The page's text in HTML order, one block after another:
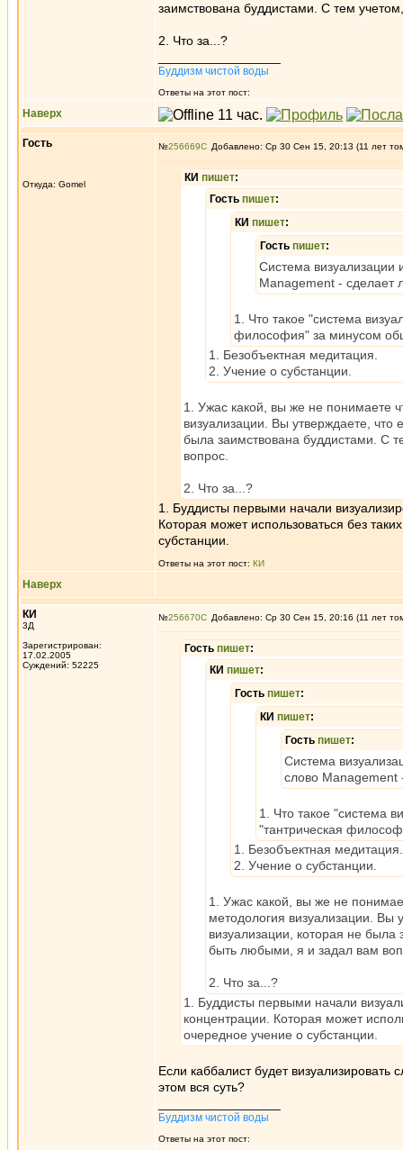
заимствована буддистами. С тем
2. Что за...?
Буддизм чистой воды
Ответы на этот пост:
Наверх
Гость
Откуда: Gomel
№256669 Добавлено: Ср 30 Сен 15, 20:13 (11 лет
КИ пишет:
Гость пишет:
КИ пишет:
Гость пишет:
Система визуализации
Management - сделает
1. Что такое "система
философия" за минусом
1. Безобъектная медитация.
2. Учение о субстанции.
1. Ужас какой, вы же не понимаете
визуализации. Вы утверждаете, что
была заимствована буддистами. С
вопрос.
2. Что за...?
1. Буддисты первыми начали
Которая может использоваться без
субстанции.
Ответы на этот пост: КИ
Наверх
КИ
3Д
Зарегистрирован:
17.02.2005
Суждений: 52225
№256670 Добавлено: Ср 30 Сен 15, 20:16 (11 лет
Гость пишет:
КИ пишет:
Гость пишет:
КИ пишет:
Гость пишет:
Система
слово Management
1. Что такое "система
"тантрическая
1. Безобъектная медитация.
2. Учение о субстанции.
1. Ужас какой, вы же не
методология визуализации. Вы
визуализации, которая не
быть любыми, я и задал вам
2. Что за...?
1. Буддисты первыми начали
концентрации. Которая может
очередное учение о субстанции.
Если каббалист будет визуализировать
этом вся суть?
Буддизм чистой воды
Ответы на этот пост: